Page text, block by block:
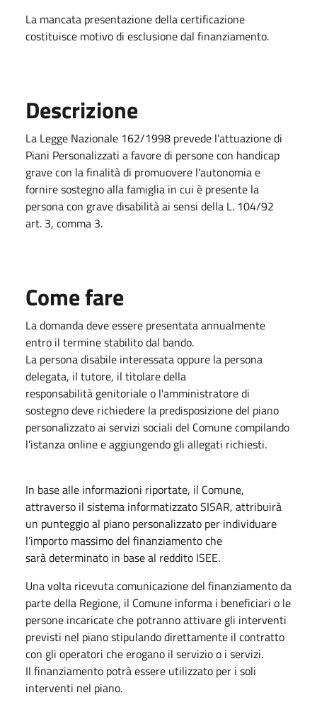
La mancata presentazione della certificazione
costituisce motivo di esclusione dal finanziamento.
Descrizione
La Legge Nazionale 162/1998 prevede l’attuazione di
Piani Personalizzati a favore di persone con handicap
grave con la finalità di promuovere l’autonomia e
fornire sostegno alla famiglia in cui è presente la
persona con grave disabilità ai sensi della L. 104/92
art. 3, comma 3.
Come fare
La domanda deve essere presentata annualmente
entro il termine stabilito dal bando.
La persona disabile interessata oppure la persona
delegata, il tutore, il titolare della
responsabilità genitoriale o l'amministratore di
sostegno deve richiedere la predisposizione del piano
personalizzato ai servizi sociali del Comune compilando
l’istanza online e aggiungendo gli allegati richiesti.
In base alle informazioni riportate, il Comune,
attraverso il sistema informatizzato SISAR, attribuirà
un punteggio al piano personalizzato per individuare
l’importo massimo del finanziamento che
sarà determinato in base al reddito ISEE.
Una volta ricevuta comunicazione del finanziamento da
parte della Regione, il Comune informa i beneficiari o le
persone incaricate che potranno attivare gli interventi
previsti nel piano stipulando direttamente il contratto
con gli operatori che erogano il servizio o i servizi.
Il finanziamento potrà essere utilizzato per i soli
interventi nel piano.